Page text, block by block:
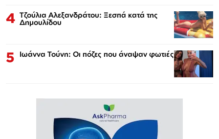
4 Τζούλια Αλεξανδράτου: Ξεσπά κατά της
Δημουλίδου
5 Ιωάννα Τούνη: Οι πόζες που άναψαν φωτιές